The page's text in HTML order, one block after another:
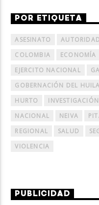
POR ETIQUETA
ASESINATO
COLOMBIA
ECONOMÍA
EJERCITO NACIONAL
GOBERNACIÓN DEL HUILA
HURTO
INVESTIGACIÓN
NACIONAL
NEIVA
REGIONAL
SALUD
VIOLENCIA
PUBLICIDAD